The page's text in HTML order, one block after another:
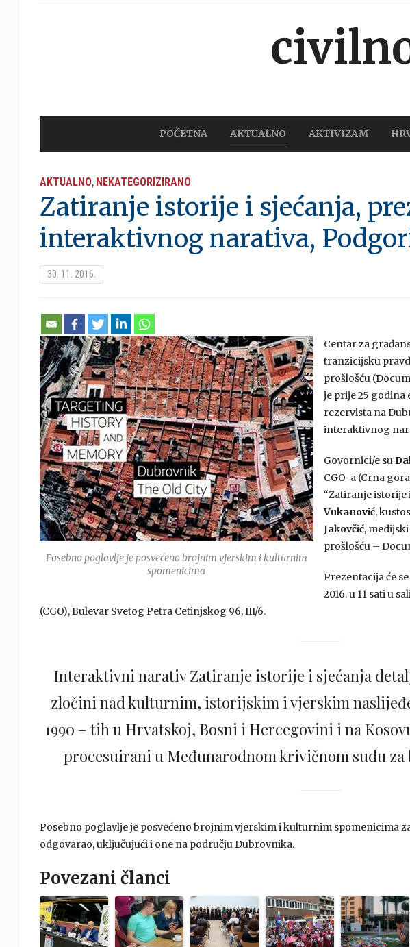
POČETNA AKTUALNO AKTIVIZAM
AKTUALNO, NEKATEGORIZIRANO
Zatiranje istorije i sjećanja,
interaktivnog narativa,
30. 11. 2016.
Posebno poglavlje je posvećeno brojnim vjerskim i kulturnim
spomenicima
Centar za
tranzicijsku
prošlošću
je prije 25 godina
rezervista na
interaktivnog
Govornici/e su
CGO-a (Crna
“Zatiranje istorije
Vukanović,
Jakovčić,
prošlošću –
Prezentacija će
2016. u 11 sati u
(CGO), Bulevar Svetog Petra Cetinjskog 96, III/6.
Interaktivni narativ Zatiranje istorije i sjećanja
zločini nad kulturnim, istorijskim i vjerskim
1990 – tih u Hrvatskoj, Bosni i Hercegovini i na
procesuirani u Međunarodnom krivičnom sudu za
Posebno poglavlje je posvećeno brojnim vjerskim i kulturnim spomenicima
odgovarao, uključujući i one na području Dubrovnika.
Povezani članci